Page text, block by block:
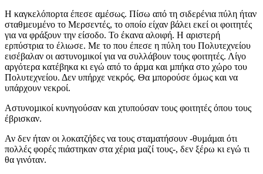
Η καγκελόπορτα έπεσε αµέσως. Πίσω από τη σιδερένια πύλη ήταν
σταθµευµένο το Μερσεντές, το οποίο είχαν βάλει εκεί οι φοιτητές
για να φράξουν την είσοδο. Το έκανα αλοιφή. Η αριστερή
ερπύστρια το έλιωσε. Με το που έπεσε η πύλη του Πολυτεχνείου
εισέβαλαν οι αστυνοµικοί για να συλλάβουν τους φοιτητές. Λίγο
αργότερα κατέβηκα κι εγώ από το άρµα και µπήκα στο χώρο του
Πολυτεχνείου. Δεν υπήρχε νεκρός. Θα µπορούσε όµως και να
υπάρχουν νεκροί.
Αστυνοµικοί κυνηγούσαν και χτυπούσαν τους φοιτητές όπου τους
έβρισκαν.
Αν δεν ήταν οι λοκατζήδες να τους σταµατήσουν -θυµάµαι ότι
πολλές φορές πιάστηκαν στα χέρια µαζί τους-, δεν ξέρω κι εγώ τι
θα γινόταν.